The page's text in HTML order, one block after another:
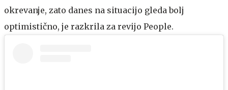
okrevanje, zato danes na situacijo gleda bolj
optimistično, je razkrila za revijo People.